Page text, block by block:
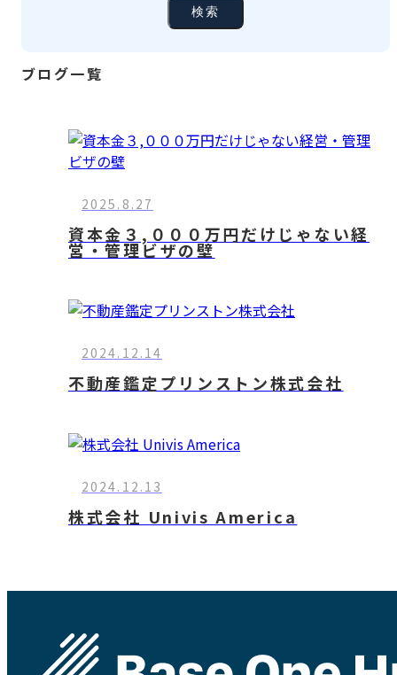
検索
ブログ一覧
2025.8.27
資本金３,０００万円だけじゃない経
営・管理ビザの壁
2024.12.14
不動産鑑定プリンストン株式会社
2024.12.13
株式会社 Univis America